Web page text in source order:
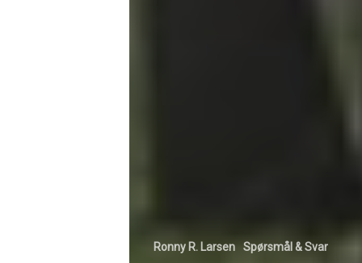
Ronny R. Larsen Spørsmål & Svar